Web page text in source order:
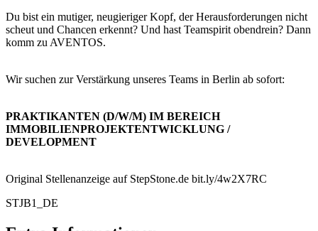
Du bist ein mutiger, neugieriger Kopf, der Herausforderungen nicht
scheut und Chancen erkennt? Und hast Teamspirit obendrein? Dann
komm zu AVENTOS.
Wir suchen zur Verstärkung unseres Teams in Berlin ab sofort:
PRAKTIKANTEN (D/W/M) IM BEREICH
IMMOBILIENPROJEKTENTWICKLUNG /
DEVELOPMENT
Original Stellenanzeige auf StepStone.de bit.ly/4w2X7RC
STJB1_DE